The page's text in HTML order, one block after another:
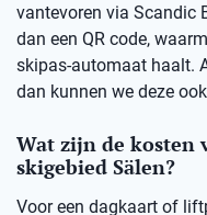
vantevoren via Scandic
dan een QR code,
skipas-automaat haalt.
dan kunnen we deze
Wat zijn de kosten
skigebied Sälen?
Voor een dagkaart of